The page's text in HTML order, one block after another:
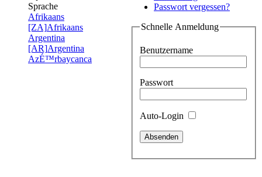
Passwort vergessen?
Schnelle Anmeldung
Benutzername
Passwort
Auto-Login
Sprache
Afrikaans
[ZA]Afrikaans
Argentina
[AR]Argentina
AzÉ™rbaycanca